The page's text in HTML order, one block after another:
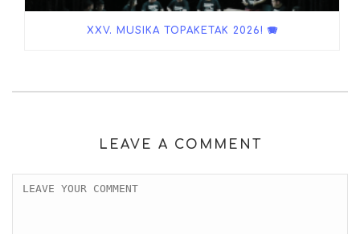
XXV. MUSIKA TOPAKETAK 2026! 🪗
LEAVE A COMMENT